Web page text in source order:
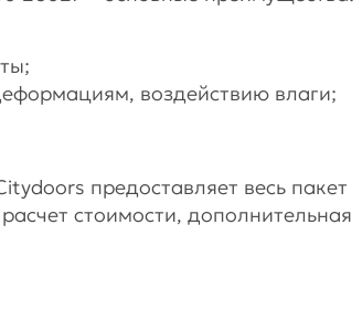
воздействию влаги;
предоставляет весь пакет
стоимости, дополнительная